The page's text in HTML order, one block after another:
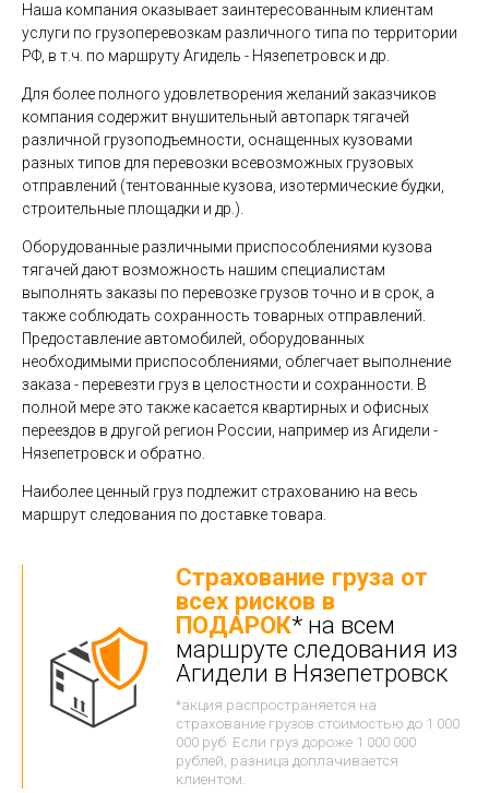
Наша компания оказывает заинтересованным клиентам
услуги по грузоперевозкам различного типа по территории
РФ, в т.ч. по маршруту Агидель - Нязепетровск и др.
Для более полного удовлетворения желаний заказчиков
компания содержит внушительный автопарк тягачей
различной грузоподъемности, оснащенных кузовами
разных типов для перевозки всевозможных грузовых
отправлений (тентованные кузова, изотермические будки,
строительные площадки и др.).
Оборудованные различными приспособлениями кузова
тягачей дают возможность нашим специалистам
выполнять заказы по перевозке грузов точно и в срок, а
также соблюдать сохранность товарных отправлений.
Предоставление автомобилей, оборудованных
необходимыми приспособлениями, облегчает выполнение
заказа - перевезти груз в целостности и сохранности. В
полной мере это также касается квартирных и офисных
переездов в другой регион России, например из Агидели -
Нязепетровск и обратно.
Наиболее ценный груз подлежит страхованию на весь
маршрут следования по доставке товара.
Страхование груза от
всех рисков в
ПОДАРОК* на всем
маршруте следования из
Агидели в Нязепетровск
*акция распространяется на
страхование грузов стоимостью до 1 000
000 руб. Если груз дороже 1 000 000
рублей, разница доплачивается
клиентом.